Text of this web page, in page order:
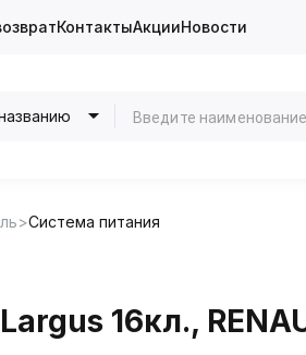
КонтактыАкцииНовости
Система питания
16кл.,